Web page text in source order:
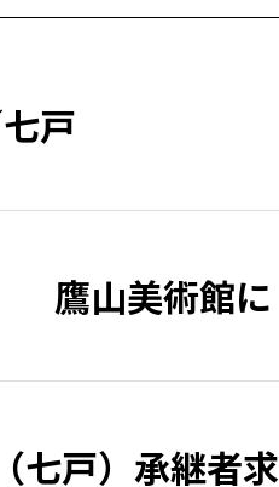
戸
鷹山美術館に
戸）承継者求